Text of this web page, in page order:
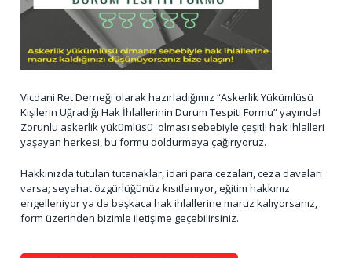
Vicdani Ret Derneği olarak hazırladığımız “Askerlik Yükümlüsü
Kişilerin Uğradığı Hak İhlallerinin Durum Tespiti Formu” yayında!
Zorunlu askerlik yükümlüsü olması sebebiyle çeşitli hak ihlalleri
yaşayan herkesi, bu formu doldurmaya çağırıyoruz.
Hakkınızda tutulan tutanaklar, idari para cezaları, ceza davaları
varsa; seyahat özgürlüğünüz kısıtlanıyor, eğitim hakkınız
engelleniyor ya da başkaca hak ihlallerine maruz kalıyorsanız,
form üzerinden bizimle iletişime geçebilirsiniz.